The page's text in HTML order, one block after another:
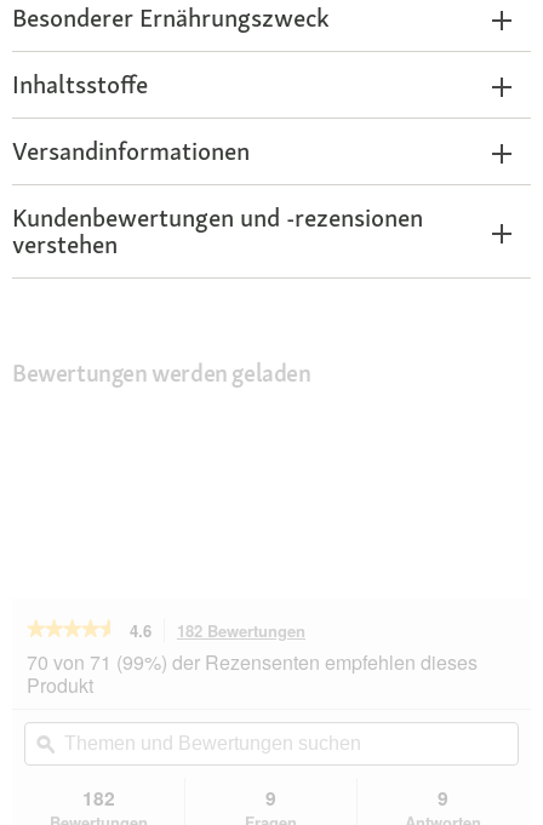
Besonderer Ernährungszweck
Inhaltsstoffe
Versandinformationen
Kundenbewertungen und -rezensionen
verstehen
Bewertungen werden geladen
★★★★★
★★★★★
von
5
lesen
für
Integra
4.6 182 Bewertungen
dieser
Aktion
du
zu
den
70 von 71 (99%) der Rezensenten empfehlen dieses
Produkt
Themen
und
Bewertungen
ϙ
182 9 9